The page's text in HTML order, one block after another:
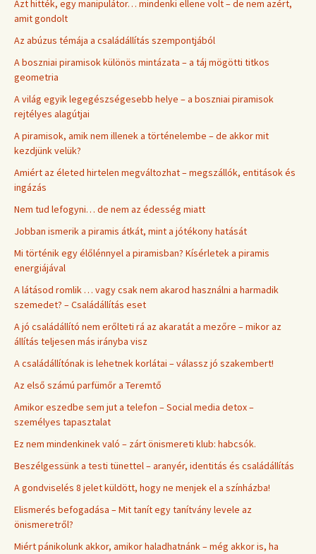
Azt hitték, egy manipulátor… mindenki ellene volt – de nem azért,
amit gondolt
Az abúzus témája a családállítás szempontjából
A boszniai piramisok különös mintázata – a táj mögötti titkos
geometria
A világ egyik legegészségesebb helye – a boszniai piramisok
rejtélyes alagútjai
A piramisok, amik nem illenek a történelembe – de akkor mit
kezdjünk velük?
Amiért az életed hirtelen megváltozhat – megszállók, entitások és
ingázás
Nem tud lefogyni… de nem az édesség miatt
Jobban ismerik a piramis átkát, mint a jótékony hatását
Mi történik egy élőlénnyel a piramisban? Kísérletek a piramis
energiájával
A látásod romlik … vagy csak nem akarod használni a harmadik
szemedet? – Családállítás eset
A jó családállító nem erőlteti rá az akaratát a mezőre – mikor az
állítás teljesen más irányba visz
A családállítónak is lehetnek korlátai – válassz jó szakembert!
Az első számú parfümőr a Teremtő
Amikor eszedbe sem jut a telefon – Social media detox –
személyes tapasztalat
Ez nem mindenkinek való – zárt önismereti klub: habcsók.
Beszélgessünk a testi tünettel – aranyér, identitás és családállítás
A gondviselés 8 jelet küldött, hogy ne menjek el a színházba!
Elismerés befogadása – Mit tanít egy tanítvány levele az
önismeretről?
Miért pánikolunk akkor, amikor haladhatnánk – még akkor is, ha